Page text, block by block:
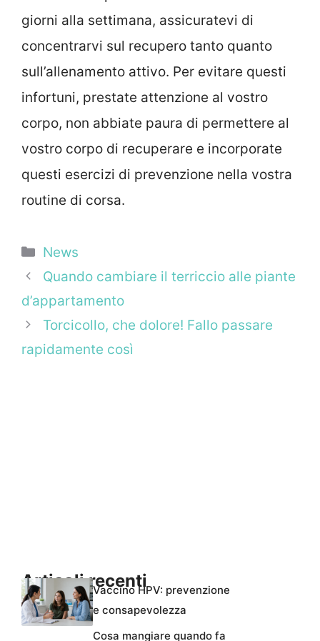
giorni alla settimana, assicuratevi di
concentrarvi sul recupero tanto quanto
sull’allenamento attivo. Per evitare questi
infortuni, prestate attenzione al vostro
corpo, non abbiate paura di permettere al
vostro corpo di recuperare e incorporate
questi esercizi di prevenzione nella vostra
routine di corsa.
Categorie
News
Quando cambiare il terriccio alle piante
d’appartamento
Torcicollo, che dolore! Fallo passare
rapidamente così
Articoli recentiVaccino HPV: prevenzione
e consapevolezza
Cosa mangiare quando fa